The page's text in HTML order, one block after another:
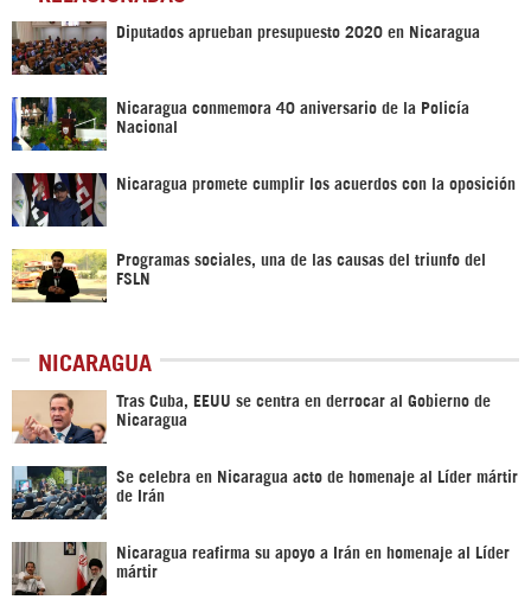
Diputados aprueban presupuesto 2020 en Nicaragua
Nicaragua conmemora 40 aniversario de la Policía
Nacional
Nicaragua promete cumplir los acuerdos con la oposición
Programas sociales, una de las causas del triunfo del
FSLN
NICARAGUA
Tras Cuba, EEUU se centra en derrocar al Gobierno de
Nicaragua
Se celebra en Nicaragua acto de homenaje al Líder mártir
de Irán
Nicaragua reafirma su apoyo a Irán en homenaje al Líder
mártir